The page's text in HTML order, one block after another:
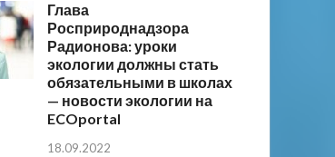
Глава
Росприроднадзора
Радионова: уроки
экологии должны стать
обязательными в школах
— новости экологии на
ECOportal
18.09.2022